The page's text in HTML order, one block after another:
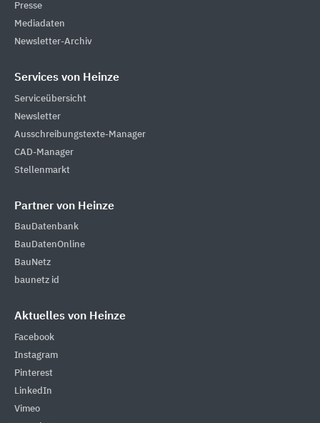
Presse
Mediadaten
Newsletter-Archiv
Services von Heinze
Serviceübersicht
Newsletter
Ausschreibungstexte-Manager
CAD-Manager
Stellenmarkt
Partner von Heinze
BauDatenbank
BauDatenOnline
BauNetz
baunetz id
Aktuelles von Heinze
Facebook
Instagram
Pinterest
LinkedIn
Vimeo